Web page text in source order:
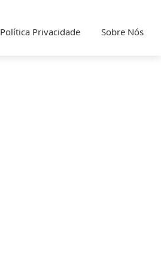
Política Privacidade Sobre Nós